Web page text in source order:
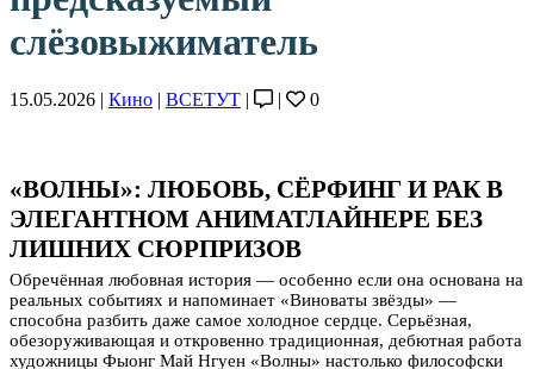
слёзовыжиматель
15.05.2026 | Кино | ВСЕТУТ | | 0
«ВОЛНЫ»: ЛЮБОВЬ, СЁРФИНГ И РАК В
ЭЛЕГАНТНОМ АНИМАТЛАЙНЕРЕ БЕЗ
ЛИШНИХ СЮРПРИЗОВ
Обречённая любовная история — особенно если она основана на
реальных событиях и напоминает «Виноваты звёзды» —
способна разбить даже самое холодное сердце. Серьёзная,
обезоруживающая и откровенно традиционная, дебютная работа
художницы Фыонг Май Нгуен «Волны» настолько философски